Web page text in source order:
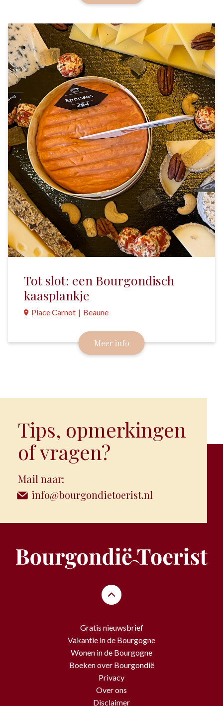
abdij van Pontigny.
Tot slot: een Bourgondisch
kaasplankje
Place Carnot | Beaune
Bourgondië heeft zoveel lekkere kazen dat het niet
moeilijk is om daarmee een mooi kaasplankje te
Meer info
Tips, opmerkingen
of vragen?
Mail naar:
info@bourgondietoerist.nl
Gratis nieuwsbrief
Vakantie in de Bourgogne
Wonen in de Bourgogne
Boeken over Bourgondië
Privacy
Over ons
Disclaimer